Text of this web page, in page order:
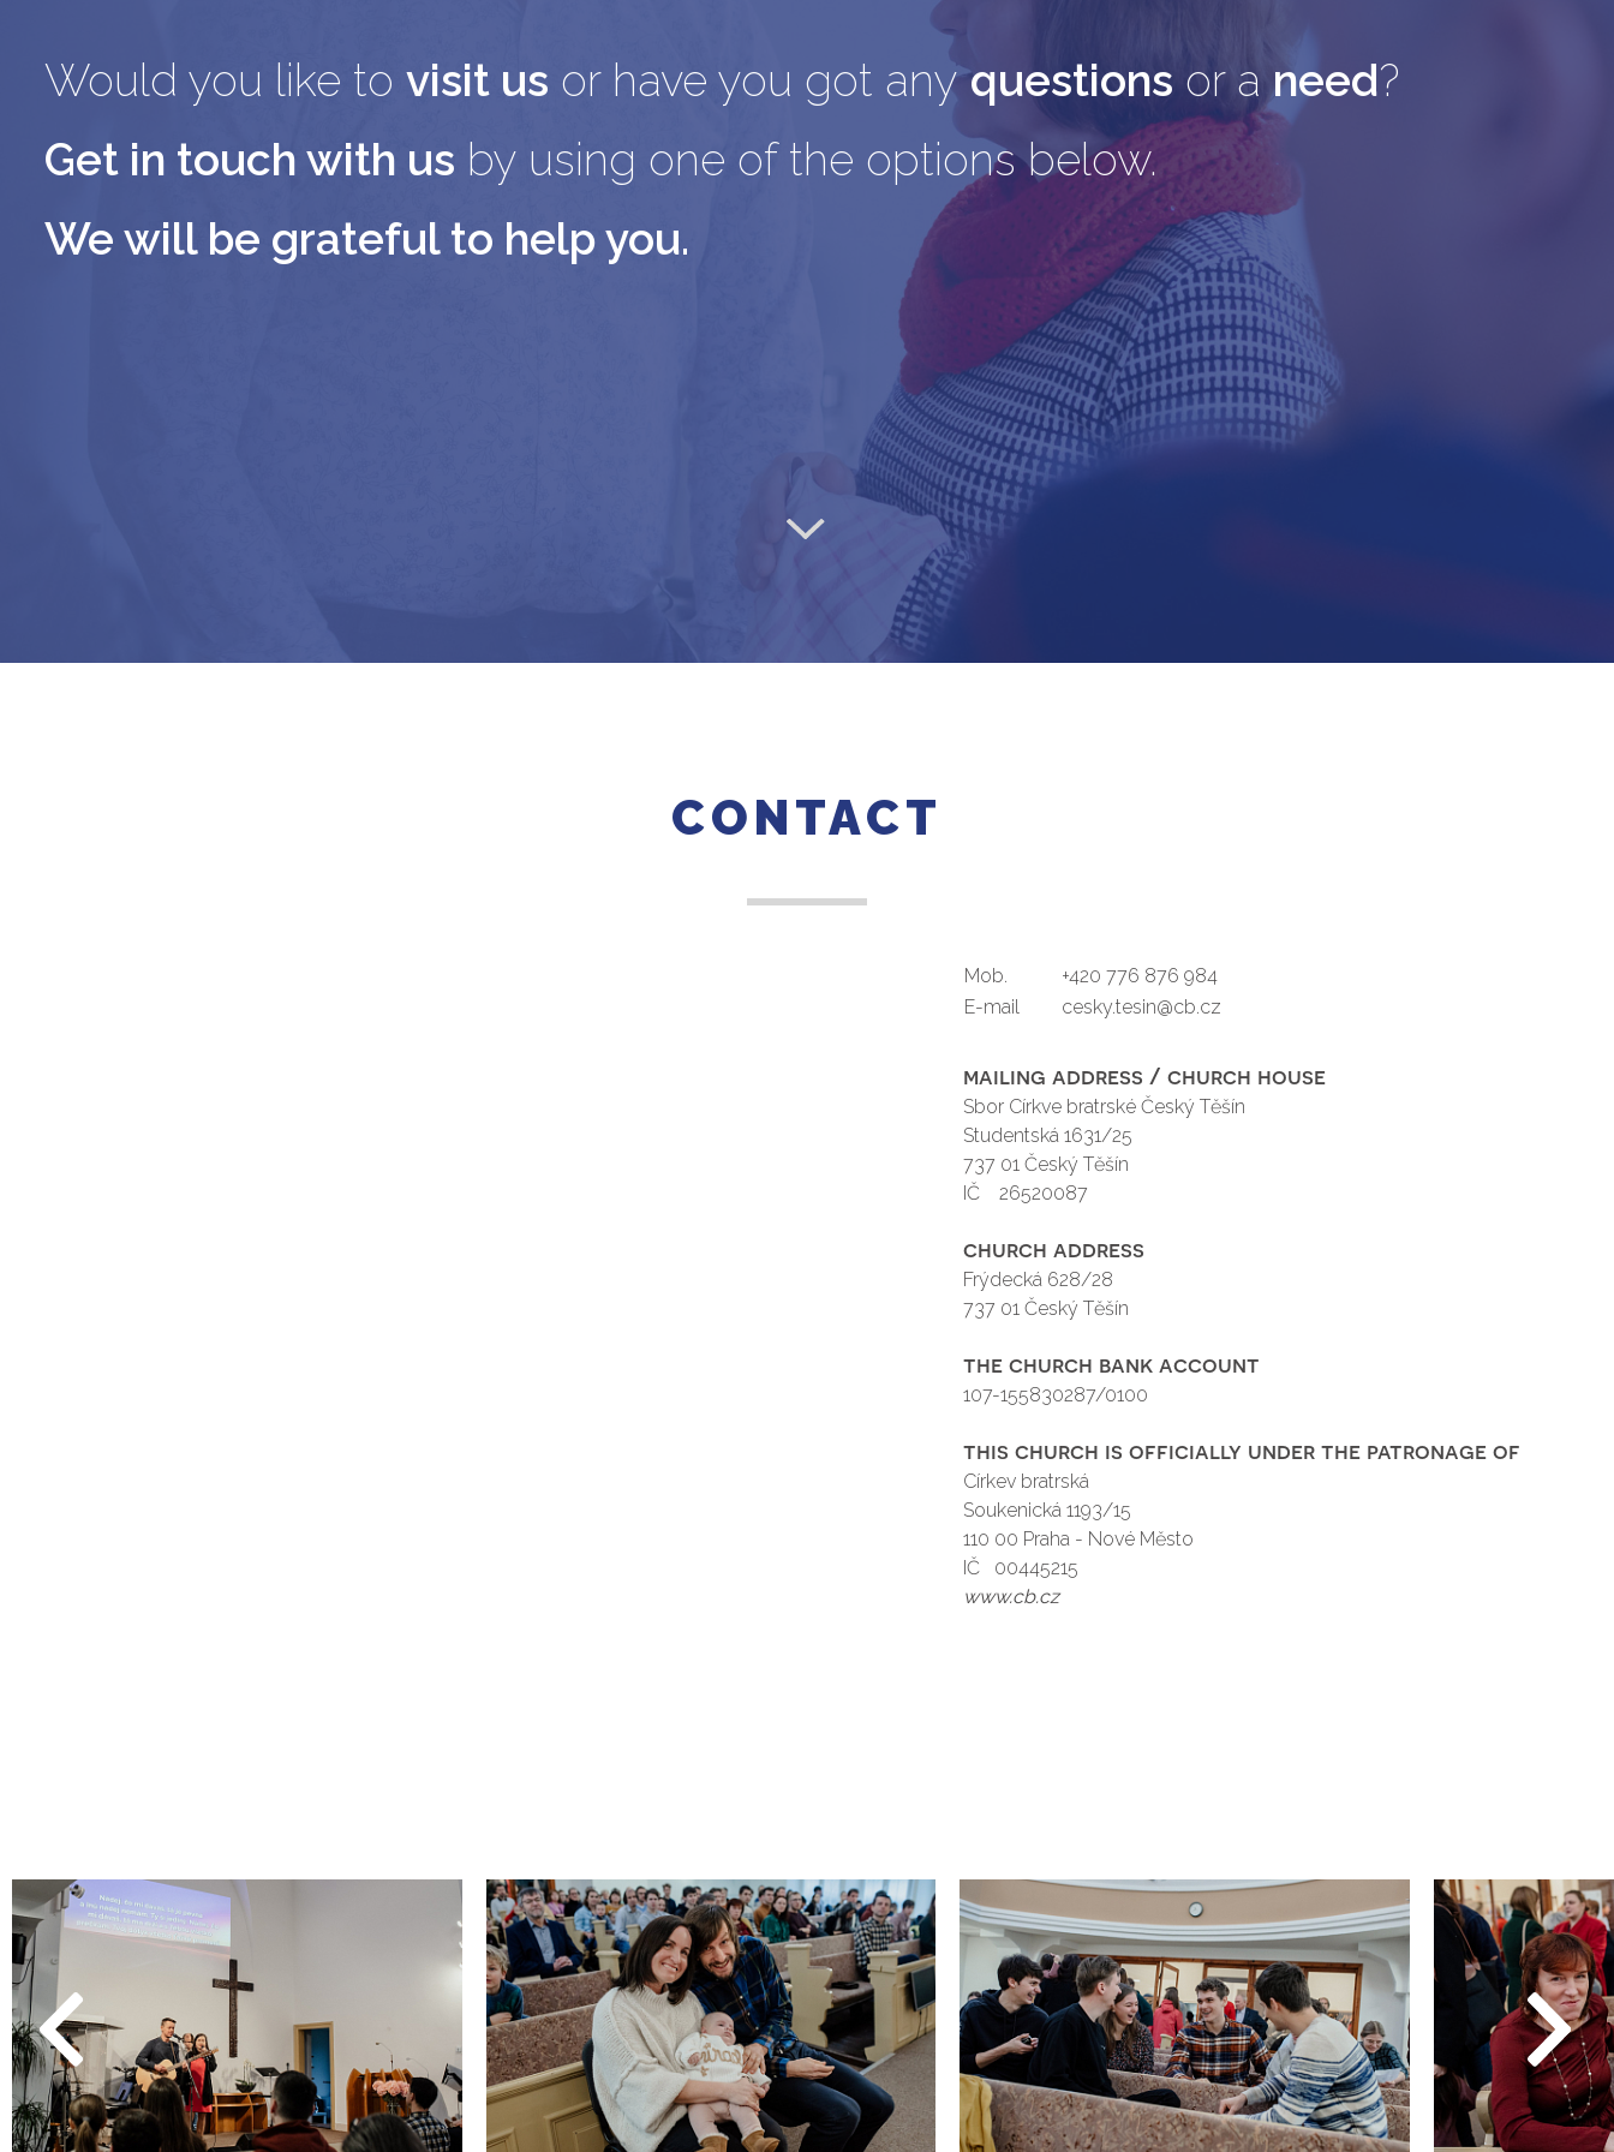
Would you like to visit us or have you got anyquestionsor aneed?
Get in touch with us by using one of the options below.
We will be grateful to help you.
CONTACT
Mob.
+420 776 876 984
E-mail
cesky.tesin@cb.cz
mailing address / church house
Sbor Církve bratrské Český Těšín
Studentská 1631/25
737 01 Český Těšín
IČ 26520087
church address
Frýdecká 628/28
737 01 Český Těšín
the church bank account
107-155830287/0100
this church is officially under the patronage of
Církev bratrská
Soukenická 1193/15
110 00 Praha - Nové Město
IČ 00445215
www.cb.cz